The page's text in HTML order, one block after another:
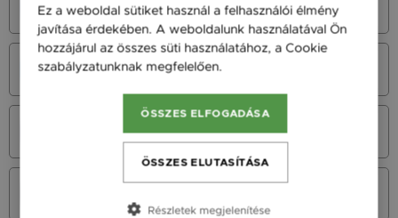
Azúrkék
Neonkék
Ez a weboldal sütiket használ a felhasználói élmény
javítása érdekében. A weboldalunk használatával Ön
hozzájárul az összes süti használatához, a Cookie
szabályzatunknak megfelelően.
ÖSSZES ELFOGADÁSA
ÖSSZES ELUTASÍTÁSA
Részletek megjelenítése